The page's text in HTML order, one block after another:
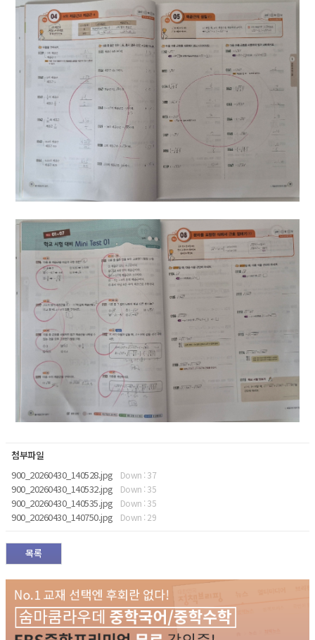
첨부파일
900_20260430_140528.jpg
Down : 37
900_20260430_140532.jpg Down : 35
900_20260430_140535.jpg Down : 35
900_20260430_140750.jpg Down : 29
목록